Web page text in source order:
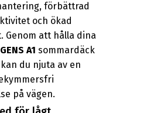
förbättrad
och ökad
Genom att hålla dina
A1 sommardäck
du njuta av en
på vägen.